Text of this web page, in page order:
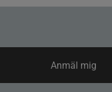
Anmäl mig